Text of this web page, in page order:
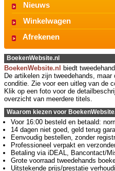
Nieuws
Winkelwagen
Afrekenen
BoekenWebsite.nl
BoekenWebsite.nl
biedt
De artikelen zijn tweedehands,
conditie. Zie voor een uitleg van de
Klik op een foto voor de
overzicht van meerdere titels.
Waarom kiezen voor
Voor 16:00 besteld en betaald:
14 dagen niet goed, geld terug
Eenvoudig bestellen, zonder
Professioneel verpakt en
Betaling via iDEAL, Bancontact/
Grote voorraad tweedehands
Uitstekende prijs/prestatie